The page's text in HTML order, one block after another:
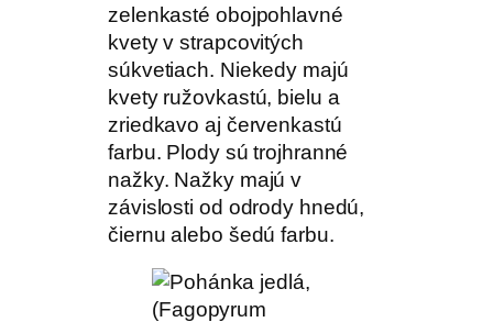
zelenkasté obojpohlavné
kvety v strapcovitých
súkvetiach. Niekedy majú
kvety ružovkastú, bielu a
zriedkavo aj červenkastú
farbu. Plody sú trojhranné
nažky. Nažky majú v
závislosti od odrody hnedú,
čiernu alebo šedú farbu.